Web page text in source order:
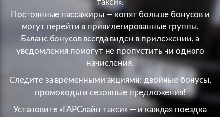
такси».
Постоянные пассажиры — копят больше бонусов и
могут перейти в привилегированные группы.
Баланс бонусов всегда виден в приложении, а
уведомления помогут не пропустить ни одного
начисления.
Следите за временными акциями: двойные бонусы,
промокоды и сезонные предложения!
Установите «ГАРСлайн такси» — и каждая поездка